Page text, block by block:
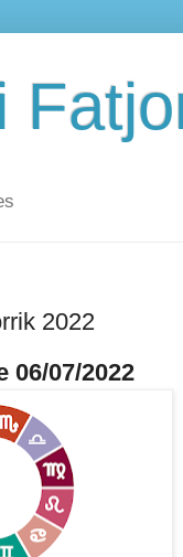
2022
06/07/2022